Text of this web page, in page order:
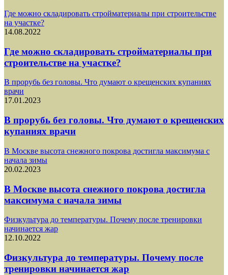
Где можно складировать стройматериалы при строительстве
на участке?
14.08.2022
Где можно складировать стройматериалы при
строительстве на участке?
В прорубь без головы. Что думают о крещенских купаниях
врачи
17.01.2023
В прорубь без головы. Что думают о крещенских
купаниях врачи
В Москве высота снежного покрова достигла максимума с
начала зимы
20.02.2023
В Москве высота снежного покрова достигла
максимума с начала зимы
Физкультура до температуры. Почему после тренировки
начинается жар
12.10.2022
Физкультура до температуры. Почему после
тренировки начинается жар